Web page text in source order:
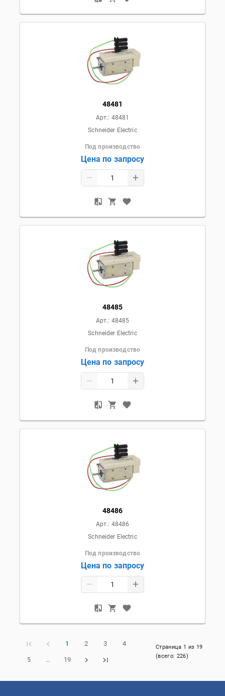
48481
Арт.: 48481
Schneider Electric
Под производство
Цена по запросу
48485
Арт.: 48485
Schneider Electric
Под производство
Цена по запросу
48486
Арт.: 48486
Schneider Electric
Под производство
Цена по запросу
1 2 3 4
5 … 19
Страница 1 из 19
(всего: 226)